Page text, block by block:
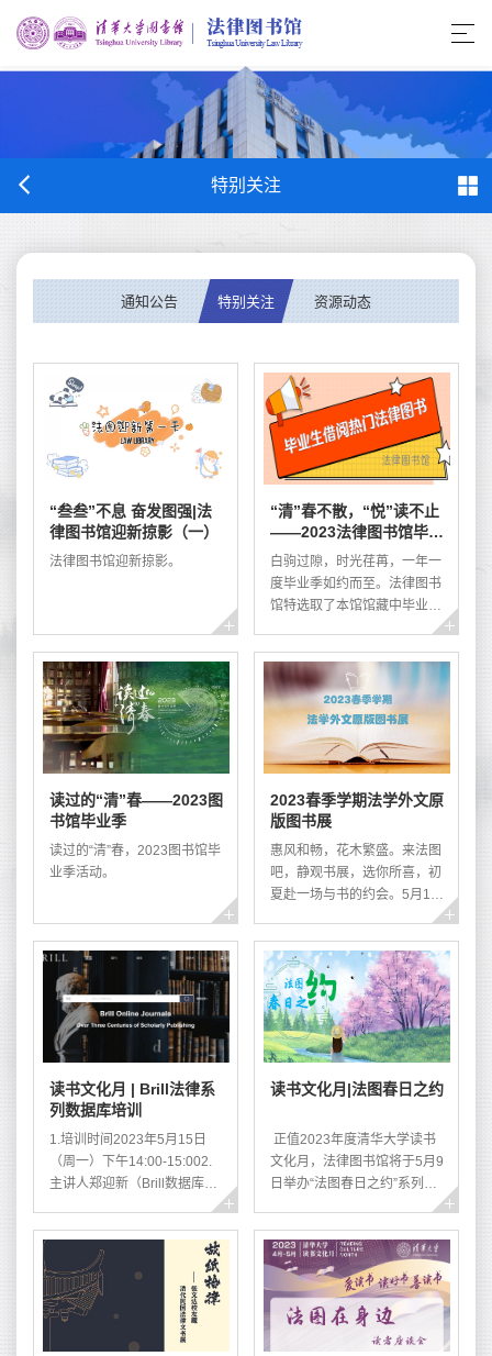
特别关注
通知公告 特别关注 资源动态
“叁叁”不息 奋发图强|法
律图书馆迎新掠影（一）
法律图书馆迎新掠影。
“清”春不散，“悦”读不止
——2023法律图书馆毕业
生借阅热门法律书目
白驹过隙，时光荏苒，一年一
度毕业季如约而至。法律图书
馆特选取了本馆馆藏中毕业生
借阅率排名前100余种书目，
添加清华大学图书馆馆藏信
息，形成《2023法律图书馆
毕业生借阅热门法律书目》呈
现给大家。其中，不少书目作
者为法学院教师，如：王保
树、王洪亮、冯象、汤欣、劳
伟、陈杭平、林来梵、易延
友、周光权、郑尚元、施天
涛、崔国斌、崔建远、韩世
远、程啸、黎宏等。法律图书
馆二层中庭另设有“20...
读过的“清”春——2023图
书馆毕业季
读过的“清”春，2023图书馆毕
业季活动。
2023春季学期法学外文原
版图书展
惠风和畅，花木繁盛。来法图
吧，静观书展，选你所喜，初
夏赴一场与书的约会。5月16
日至19日，法律图书馆与中国
图书进出口（集团）有限公司
联合举办外文原版法律图书
展，为法学专业教学和科研工
作提供资源服务。本次书展展
品以最新出版的外文原版法学
学术图书为主，内容涵盖宪
权、经济法等学科领域。展品
Thomson West、
LexisNexis、Oxford
University Press、
读书文化月 | Brill法律系
列数据库培训
1.培训时间2023年5月15日
（周一）下午14:00-15:002.
主讲人郑迎新（Brill数据库培
训师）3.培训方式线下：法律
图书馆211会议室线上：腾讯
会议ID：153-945-0194.培训
内容序号主题内容数据库链接
1Brill电子书刊检索与利用
https://ecollection.lib.tsinghua.edu.cn/databasenav/entrance/detail?
mmsid=9910214989471039662“海
读书文化月|法图春日之约
正值2023年度清华大学读书
文化月，法律图书馆将于5月9
日举办“法图春日之约”系列读
者活动，邀请大家在这美好的
季节漫步书海，共沐书香。★
活动一 寻找“我”——法图探寻
宝藏你走近过法律图书馆丰富
的资源宝藏吗？想来测验一下
你对这里有多了解吗？快来法
律图书馆一探究竟吧！参与方